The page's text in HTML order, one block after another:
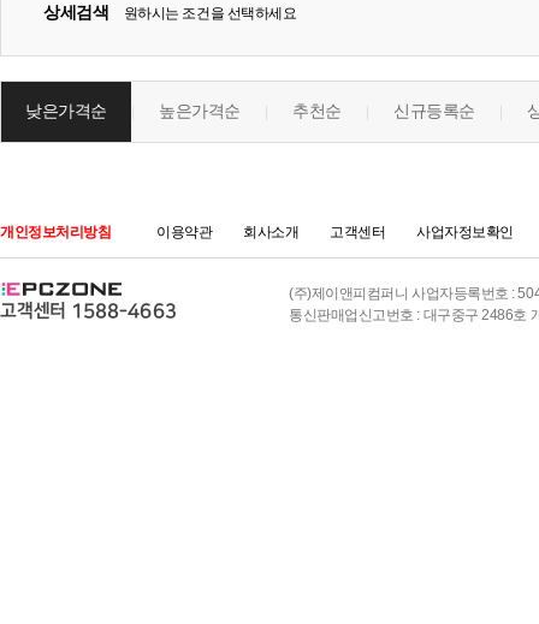
상세검색 원하시는 조건을 선택하세요
낮은가격순 높은가격순 추천순 신규등록순
개인정보처리방침 이용약관 회사소개 고객센터 사업자정보확인
(주)제이앤피컴퍼니 사업자등록번호 :
통신판매업신고번호 : 대구중구 2486호